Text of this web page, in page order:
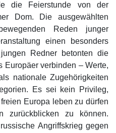
die Feierstunde von der
Dom. Die ausgewählten
Reden junger
einen besonders
Redner betonten die
Europäer verbinden – Werte,
nationale Zugehörigkeiten
Es sei kein Privileg,
Europa leben zu dürfen
zurückblicken zu können.
Angriffskrieg gegen